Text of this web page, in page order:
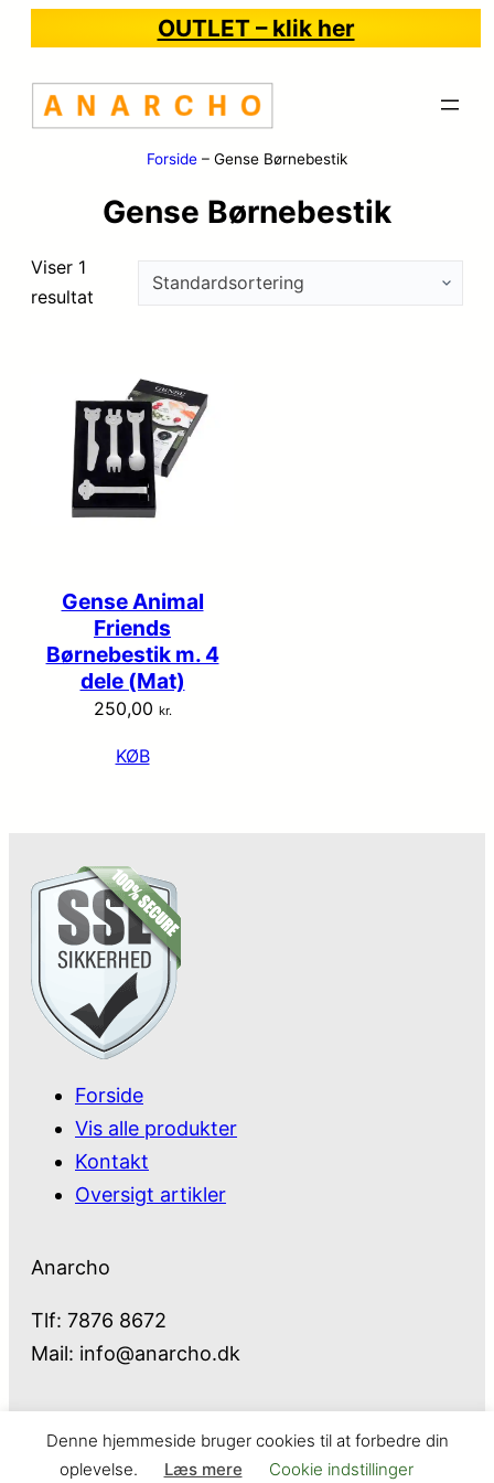
OUTLET – klik her
Forside – Gense Børnebestik
Gense Børnebestik
Viser 1
resultat
Gense Animal
Friends
Børnebestik m. 4
dele (Mat)
250,00 kr.
KØB
Forside
Vis alle produkter
Kontakt
Oversigt artikler
Anarcho
Tlf: 7876 8672
Mail: info@anarcho.dk
Anarcho – alt i Hårde Hvidevarer
Denne hjemmeside bruger cookies til at forbedre din
oplevelse.
Læs mere Cookie indstillinger